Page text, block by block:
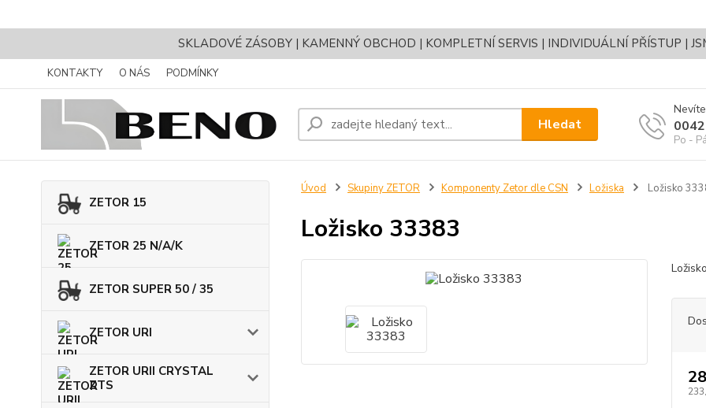
SKLADOVÉ ZÁSOBY | KAMENNÝ OBCHOD | KOMPLETNÍ SERVIS | INDIVIDUÁLNÍ PŘÍSTUP |
KONTAKTY O NÁS PODMÍNKY
Hledat
Po -
ZETOR 15
ZETOR 25 N/A/K
ZETOR SUPER 50 / 35
ZETOR URI
ZETOR URII CRYSTAL
ZTS
Úvod Skupiny ZETOR Komponenty Zetor dle CSN Ložiska Ložisko
Ložisko 33383